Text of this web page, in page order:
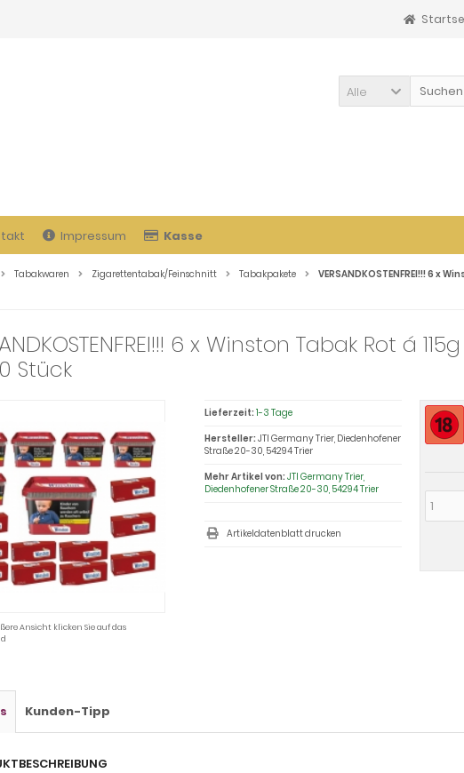
Alle
Impressum Kasse
Tabakwaren Zigarettentabak/Feinschnitt Tabakpakete
VERSANDKOSTENFREI!!! 6 x
6 x Winston Tabak Rot á
Stück
Ansicht klicken Sie auf das
Lieferzeit: 1-3 Tage
Hersteller: JTI Germany Trier, Diedenhofener
Straße 20-30, 54294 Trier
Mehr Artikel von: JTI Germany Trier,
Diedenhofener Straße 20-30, 54294 Trier
Artikeldatenblatt drucken
Kunden-Tipp